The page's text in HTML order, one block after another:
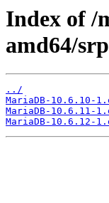
Index of /
amd64/
../
MariaDB-10.6.10-
MariaDB-10.6.11-
MariaDB-10.6.12-